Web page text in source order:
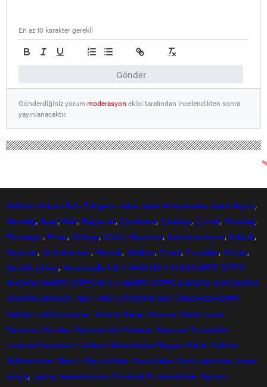
Gönder
En az 10 karakter gerekli
Gönderdiğiniz yorummoderasyon ekibi tarafından incelendikten sonra
yayınlanacaktır.
cesedi bulundu